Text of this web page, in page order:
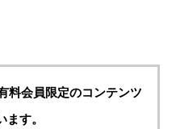
料会員限定のコンテンツ
ます。